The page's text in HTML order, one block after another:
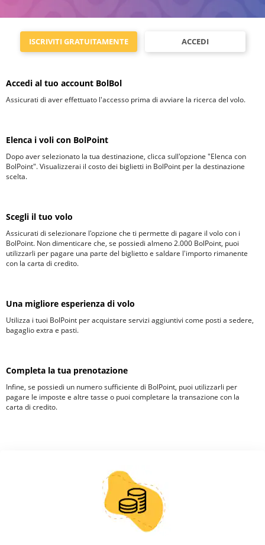
ISCRIVITI GRATUITAMENTE ACCEDI
Accedi al tuo account BolBol
Assicurati di aver effettuato l'accesso prima di avviare la ricerca del volo.
Elenca i voli con BolPoint
Dopo aver selezionato la tua destinazione, clicca sull'opzione "Elenca con
BolPoint". Visualizzerai il costo dei biglietti in BolPoint per la destinazione
scelta.
Scegli il tuo volo
Assicurati di selezionare l'opzione che ti permette di pagare il volo con i
BolPoint. Non dimenticare che, se possiedi almeno 2.000 BolPoint, puoi
utilizzarli per pagare una parte del biglietto e saldare l'importo rimanente
con la carta di credito.
Una migliore esperienza di volo
Utilizza i tuoi BolPoint per acquistare servizi aggiuntivi come posti a sedere,
bagaglio extra e pasti.
Completa la tua prenotazione
Infine, se possiedi un numero sufficiente di BolPoint, puoi utilizzarli per
pagare le imposte e altre tasse o puoi completare la transazione con la
carta di credito.